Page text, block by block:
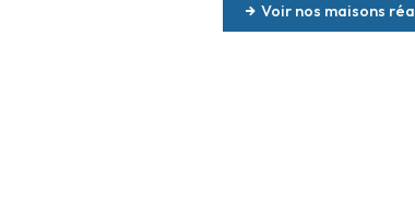
Voir nos maisons